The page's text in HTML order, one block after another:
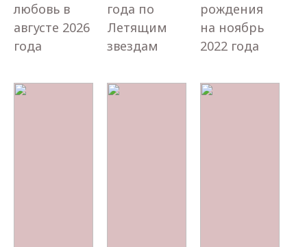
любовь в
августе 2026
года
года по
Летящим
звездам
рождения
на ноябрь
2022 года